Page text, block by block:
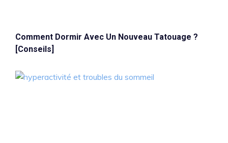
Comment Dormir Avec Un Nouveau Tatouage ?
[Conseils]